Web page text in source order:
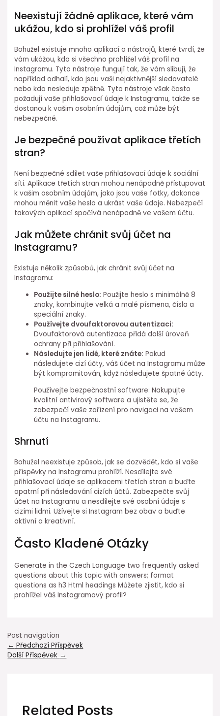
Neexistují žádné aplikace, které vám
ukážou, kdo si prohlížel váš profil
Bohužel existuje mnoho aplikací a nástrojů, které tvrdí, že
vám ukážou, kdo si všechno prohlížel váš profil na
Instagramu. Tyto nástroje fungují tak, že vám slibují, že
například odhalí, kdo jsou vaši nejaktivnější sledovatelé
nebo kdo nesleduje zpětně. Tyto nástroje však často
požadují vaše přihlašovací údaje k Instagramu, takže se
dostanou k vašim osobním údajům, což může být
nebezpečné.
Je bezpečné používat aplikace třetích
stran?
Není bezpečné sdílet vaše přihlašovací údaje k sociální
síti. Aplikace třetích stran mohou nenápadně přístupovat
k vašim osobním údajům, jako jsou vaše fotky, dokonce
mohou měnit vaše heslo a ukrást vaše údaje. Nebezpečí
takových aplikací spočívá nenápadně ve vašem účtu.
Jak můžete chránit svůj účet na
Instagramu?
Existuje několik způsobů, jak chránit svůj účet na
Instagramu:
Použijte silné heslo: Použijte heslo s minimálně 8
znaky, kombinujte velká a malé písmena, čísla a
speciální znaky.
Používejte dvoufaktorovou autentizaci:
Dvoufaktorová autentizace přidá další úroveň
ochrany při přihlašování.
Následujte jen lidé, které znáte: Pokud
následujete cizí účty, váš účet na Instagramu může
být kompromitován, když následujete špatné účty.
Používejte bezpečnostní software: Nakupujte
kvalitní antivirový software a ujistěte se, že
zabezpečí vaše zařízení pro navigaci na vašem
účtu na Instagramu.
Shrnutí
Bohužel neexistuje způsob, jak se dozvědět, kdo si vaše
příspěvky na Instagramu prohlíží. Nesdílejte své
přihlašovací údaje se aplikacemi třetích stran a buďte
opatrní při následování cizích účtů. Zabezpečte svůj
účet na Instagramu a nesdílejte své osobní údaje s
cizími lidmi. Užívejte si Instagram bez obav a buďte
aktivní a kreativní.
Často Kladené Otázky
Generate in the Czech Language two frequently asked
questions about this topic with answers; format
questions as h3 Html headings Můžete zjistit, kdo si
prohlížel váš Instagramový profil?
Post navigation
← Předchozí Příspěvek
Další Příspěvek →
Related Posts